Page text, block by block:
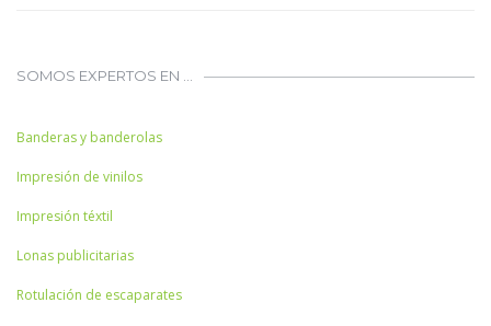
SOMOS EXPERTOS EN …
Banderas y banderolas
Impresión de vinilos
Impresión téxtil
Lonas publicitarias
Rotulación de escaparates